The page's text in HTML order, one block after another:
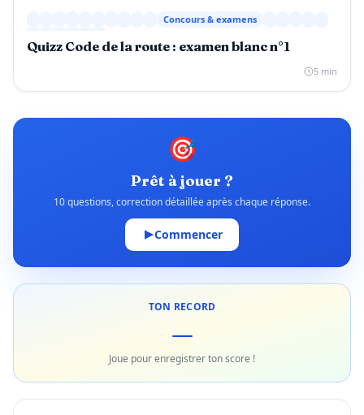
Concours & examens
Quizz Code de la route : examen blanc n°1
5 min
🎯
Prêt à jouer ?
10 questions, correction détaillée après chaque réponse.
Commencer
TON RECORD
—
Joue pour enregistrer ton score !